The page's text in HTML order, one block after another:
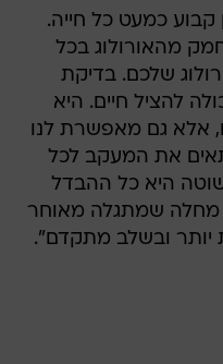
קבוע כמעט כל חייה.
מהאורולוג בכל
שלכם. בדיקת
הראשונה סביב גיל 50 יכולה להציל חיים. היא
אלא גם מאפשרת לנו
את המעקב לכל
היא כל ההבדל
מחלה שמתגלה מאוחר
יותר ובשלב מתקדם".